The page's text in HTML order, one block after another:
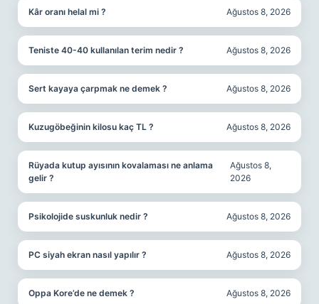
Kâr oranı helal mi ? Ağustos 8, 2026
Teniste 40-40 kullanılan terim nedir ? Ağustos 8, 2026
Sert kayaya çarpmak ne demek ? Ağustos 8, 2026
Kuzugöbeğinin kilosu kaç TL ? Ağustos 8, 2026
Rüyada kutup ayısının kovalaması ne anlama
gelir ?
Ağustos 8,
2026
Psikolojide suskunluk nedir ? Ağustos 8, 2026
PC siyah ekran nasıl yapılır ? Ağustos 8, 2026
Oppa Kore’de ne demek ? Ağustos 8, 2026